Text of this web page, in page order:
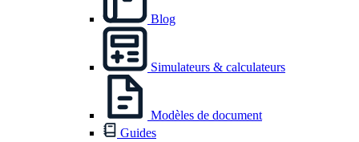
Blog
Simulateurs & calculateurs
Modèles de document
Guides